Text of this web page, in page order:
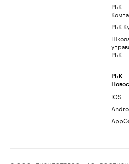
РБК
РБК
РБК
РБК
iOS